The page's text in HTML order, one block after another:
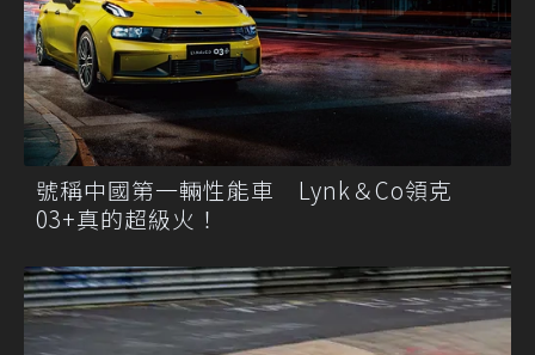
號稱中國第一輛性能車 Lynk＆Co領克
03+真的超級火！